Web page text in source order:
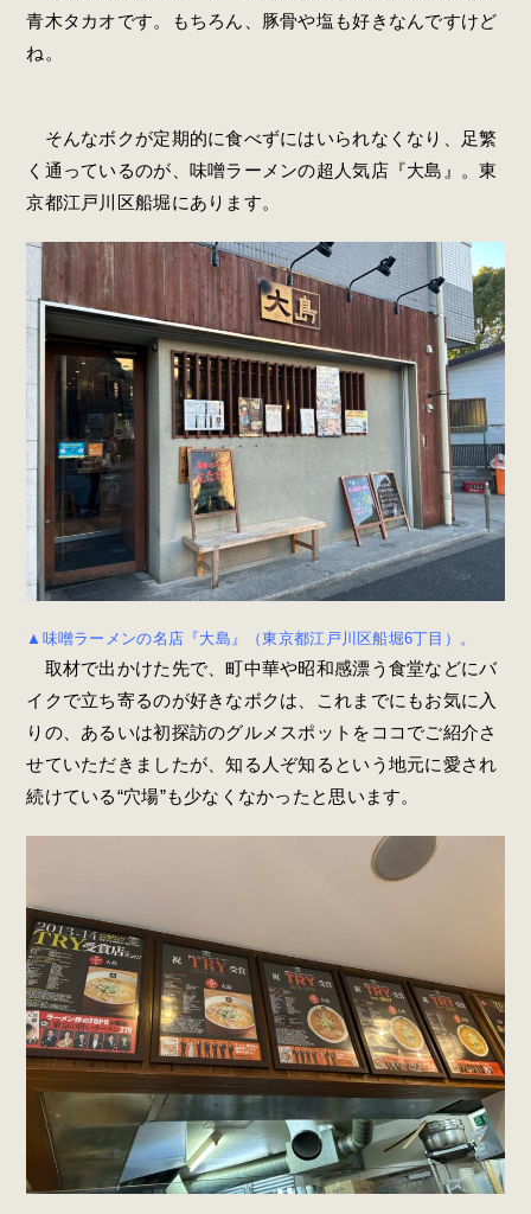
青木タカオです。もちろん、豚骨や塩も好きなんですけど
ね。
そんなボクが定期的に食べずにはいられなくなり、足繁
く通っているのが、味噌ラーメンの超人気店『大島』。東
京都江戸川区船堀にあります。
▲味噌ラーメンの名店『大島』（東京都江戸川区船堀6丁目）。
取材で出かけた先で、町中華や昭和感漂う食堂などにバ
イクで立ち寄るのが好きなボクは、これまでにもお気に入
りの、あるいは初探訪のグルメスポットをココでご紹介さ
せていただきましたが、知る人ぞ知るという地元に愛され
続けている“穴場”も少なくなかったと思います。